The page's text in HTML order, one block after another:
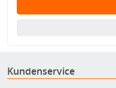
Kundenservice